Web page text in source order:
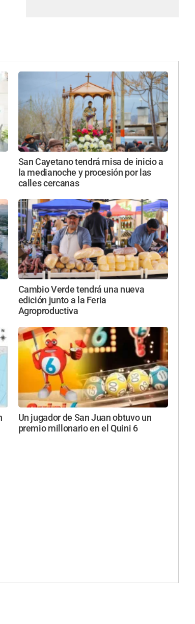
San Cayetano tendrá misa de inicio a
la medianoche y procesión por las
calles cercanas
Cambio Verde tendrá una nueva
edición junto a la Feria
Agroproductiva
Un jugador de San Juan obtuvo un
premio millonario en el Quini 6